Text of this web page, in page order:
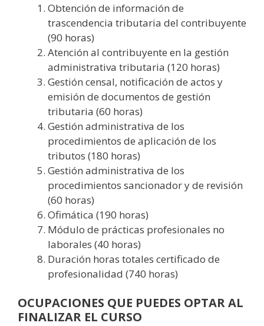
Obtención de información de
trascendencia tributaria del contribuyente
(90 horas)
Atención al contribuyente en la gestión
administrativa tributaria (120 horas)
Gestión censal, notificación de actos y
emisión de documentos de gestión
tributaria (60 horas)
Gestión administrativa de los
procedimientos de aplicación de los
tributos (180 horas)
Gestión administrativa de los
procedimientos sancionador y de revisión
(60 horas)
Ofimática (190 horas)
Módulo de prácticas profesionales no
laborales (40 horas)
Duración horas totales certificado de
profesionalidad (740 horas)
OCUPACIONES QUE PUEDES OPTAR AL
FINALIZAR EL CURSO